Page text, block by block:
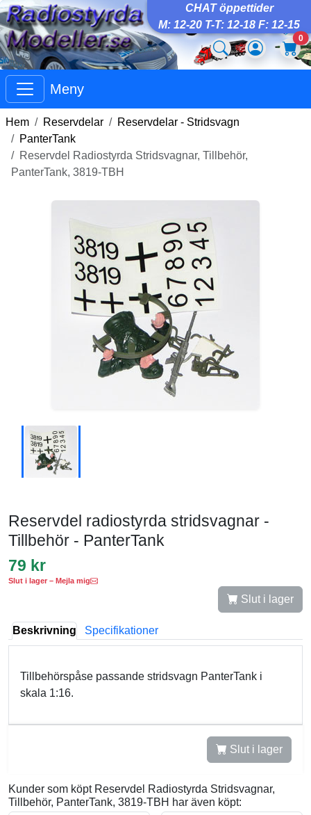
CHAT öppettider
M: 12-20 T-T: 12-18 F: 12-15
0
Meny
Hem Reservdelar
Reservdelar - Stridsvagn
PanterTank
Reservdel Radiostyrda Stridsvagnar, Tillbehör,
PanterTank, 3819-TBH
Reservdel radiostyrda stridsvagnar -
Tillbehör - PanterTank
79 kr
Slut i lager – Mejla mig
Slut i lager
Beskrivning Specifikationer
Tillbehörspåse passande stridsvagn PanterTank i
skala 1:16.
Slut i lager
Kunder som köpt Reservdel Radiostyrda Stridsvagnar,
Tillbehör, PanterTank, 3819-TBH har även köpt: